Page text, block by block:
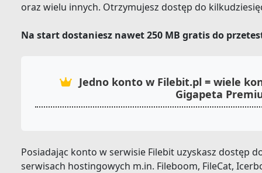
oraz wielu innych. Otrzymujesz dostęp do
Na start dostaniesz nawet 250 MB gratis do
Jedno konto w Filebit.pl = wiele
Gigapeta
Posiadając konto w serwisie Filebit uzyskasz dostęp
serwisach hostingowych m.in. Fileboom, FileCat,